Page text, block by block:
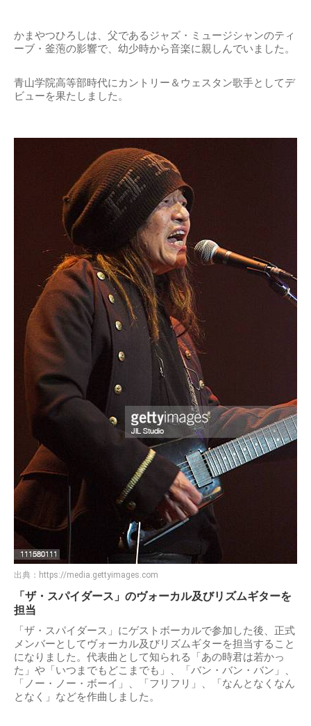
かまやつひろしは、父であるジャズ・ミュージシャンのティ
ーブ・釜萢の影響で、幼少時から音楽に親しんでいました。
青山学院高等部時代にカントリー＆ウェスタン歌手としてデ
ビューを果たしました。
出典： https://media.gettyimages.com
「ザ・スパイダース」のヴォーカル及びリズムギターを
担当
「ザ・スパイダース」にゲストボーカルで参加した後、正式
メンバーとしてヴォーカル及びリズムギターを担当すること
になりました。代表曲として知られる「あの時君は若かっ
た」や「いつまでもどこまでも」、「バン・バン・バン」、
「ノー・ノー・ボーイ」、「フリフリ」、「なんとなくなん
となく」などを作曲しました。